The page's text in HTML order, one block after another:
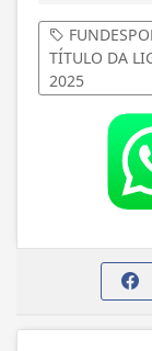
TÍTULO DA
2025